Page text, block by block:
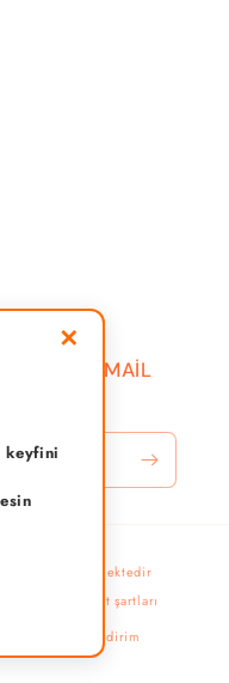
✕
keyfini
İÇİN EMAİL
desteklenmektedir
Hizmet şartları
Yasal bildirim